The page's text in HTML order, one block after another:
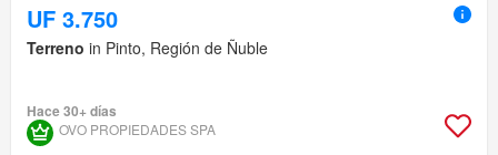
UF 3.750
Terreno in Pinto, Región de Ñuble
Hace 30+ días
OVO PROPIEDADES SPA